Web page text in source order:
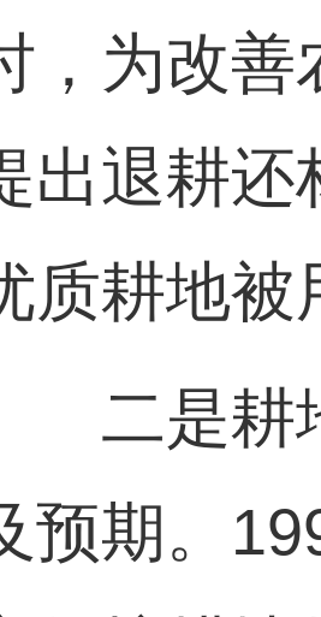
，为改善
出退耕还
质耕地被
二是耕地
预期。